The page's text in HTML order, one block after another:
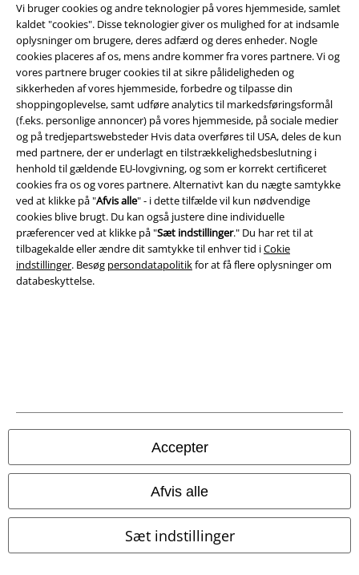
Vi bruger cookies og andre teknologier på vores hjemmeside, samlet
kaldet "cookies". Disse teknologier giver os mulighed for at indsamle
oplysninger om brugere, deres adfærd og deres enheder. Nogle
cookies placeres af os, mens andre kommer fra vores partnere. Vi og
vores partnere bruger cookies til at sikre pålideligheden og
sikkerheden af ​​vores hjemmeside, forbedre og tilpasse din
shoppingoplevelse, samt udføre analytics til markedsføringsformål
(f.eks. personlige annoncer) på vores hjemmeside, på sociale medier
og på tredjepartswebsteder Hvis data overføres til USA, deles de kun
med partnere, der er underlagt en tilstrækkelighedsbeslutning i
henhold til gældende EU-lovgivning, og som er korrekt certificeret
cookies fra os og vores partnere. Alternativt kan du nægte samtykke
ved at klikke på "Afvis alle" - i dette tilfælde vil kun nødvendige
cookies blive brugt. Du kan også justere dine individuelle
præferencer ved at klikke på "Sæt indstillinger." Du har ret til at
tilbagekalde eller ændre dit samtykke til enhver tid iCokie
indstillinger. Besøg persondatapolitikfor at få flere oplysninger om
databeskyttelse.
Accepter
Afvis alle
Sæt indstillinger
Juridisk
Salgs-, medlems- & leveringsbetingelser
Om EMP Danmark
Oplysninger om tilgængelighed